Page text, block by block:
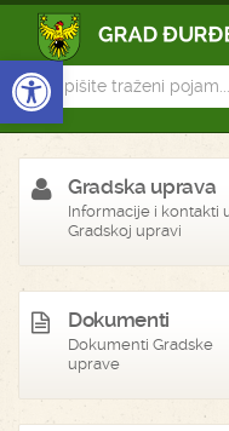
Open toolbar
Gradska uprava
Informacije i kontakti
Gradskoj upravi
Dokumenti
Dokumenti Gradske
uprave